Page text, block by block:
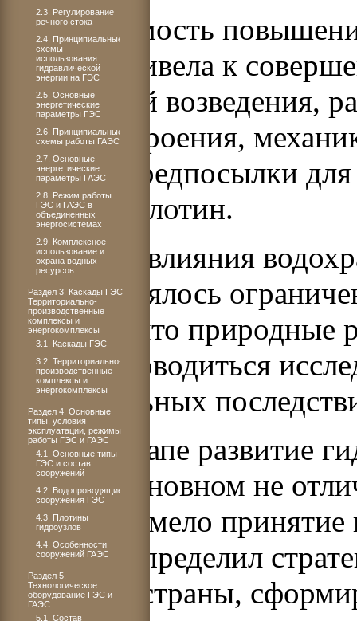
Необходимость
плотин привела к
технологий возведения,
плотиностроения,
созданы предпосылки
больших плотин.
Вопросам влияния
среду уделялось
казалось, что
начали проводиться
отрицательных
На этом этапе развитие
СССР в основном не
значение имело
который определил
политики страны,
2.3. Регулирование
речного стока
2.4. Принципиальные
схемы
использования
гидравлической
энергии на ГЭС
2.5. Основные
энергетические
параметры ГЭС
2.6. Принципиальные
схемы работы ГАЭС
2.7. Основные
энергетические
параметры ГАЭС
2.8. Режим работы
ГЭС и ГАЭС в
объединенных
энергосистемах
2.9. Комплексное
использование и
охрана водных
ресурсов
Раздел 3. Каскады ГЭС.
Территориально-
производственные
комплексы и
энергокомплексы
3.1. Каскады ГЭС
3.2. Территориально-
производственные
комплексы и
энергокомплексы
Раздел 4. Основные
типы, условия
эксплуатации, режимы
работы ГЭС и ГАЭС
4.1. Основные типы
ГЭС и состав
сооружений
4.2. Водопроводящие
сооружения ГЭC
4.3. Плотины
гидроузлов
4.4. Особенности
сооружений ГАЭС
Раздел 5.
Технологическое
оборудование ГЭС и
ГАЭС
5.1. Состав